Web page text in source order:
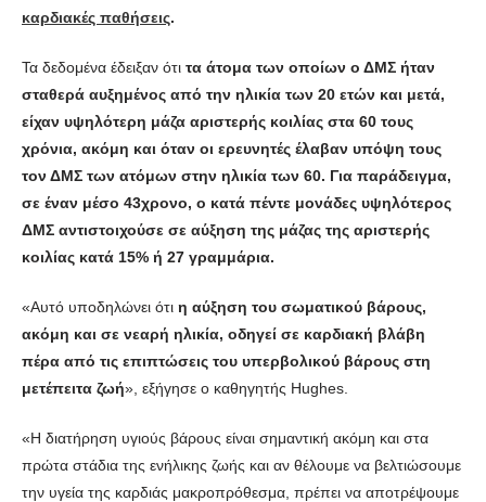
καρδιακές παθήσεις.
Τα δεδομένα έδειξαν ότι τα άτομα των οποίων ο ΔΜΣ ήταν
σταθερά αυξημένος από την ηλικία των 20 ετών και μετά,
είχαν υψηλότερη μάζα αριστερής κοιλίας στα 60 τους
χρόνια, ακόμη και όταν οι ερευνητές έλαβαν υπόψη τους
τον ΔΜΣ των ατόμων στην ηλικία των 60. Για παράδειγμα,
σε έναν μέσο 43χρονο, ο κατά πέντε μονάδες υψηλότερος
ΔΜΣ αντιστοιχούσε σε αύξηση της μάζας της αριστερής
κοιλίας κατά 15% ή 27 γραμμάρια.
«Αυτό υποδηλώνει ότι η αύξηση του σωματικού βάρους,
ακόμη και σε νεαρή ηλικία, οδηγεί σε καρδιακή βλάβη
πέρα από τις επιπτώσεις του υπερβολικού βάρους στη
μετέπειτα ζωή», εξήγησε ο καθηγητής Hughes.
«Η διατήρηση υγιούς βάρους είναι σημαντική ακόμη και στα
πρώτα στάδια της ενήλικης ζωής και αν θέλουμε να βελτιώσουμε
την υγεία της καρδιάς μακροπρόθεσμα, πρέπει να αποτρέψουμε